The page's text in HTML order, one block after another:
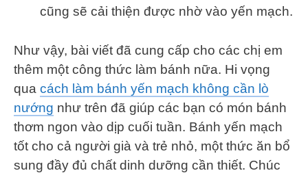
cũng sẽ cải thiện được nhờ vào yến mạch.
Như vậy, bài viết đã cung cấp cho các chị em
thêm một công thức làm bánh nữa. Hi vọng
qua cách làm bánh yến mạch không cần lò
nướng như trên đã giúp các bạn có món bánh
thơm ngon vào dịp cuối tuần. Bánh yến mạch
tốt cho cả người già và trẻ nhỏ, một thức ăn bổ
sung đầy đủ chất dinh dưỡng cần thiết. Chúc